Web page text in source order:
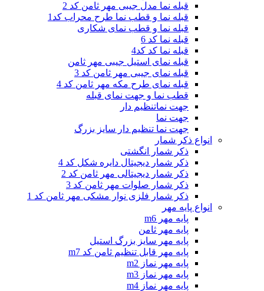
قبله نما مدل جیبی مهر ثامن کد 2
قبله نما و قطب نما طرح محراب کد1
قبله نما و قطب نمای شکاری
قبله نما کد 6
قبله نما کد کد4
قبله نمای استیل جیبی مهر ثامن
قبله نمای جیبی مهر ثامن کد 3
قبله نمای طرح مکه مهر ثامن کد 4
قطب نما و جهت نمای قبله
جهت نماتنظیم دار
جهت نما
جهت نما تنظیم دار سایز بزرگ
انواع ذکر شمار
ذکر شمار انگشتی
ذکر شمار دیجیتال دایره شکل کد 4
ذکر شمار دیجیتالی مهر ثامن کد 2
ذکر شمار صلوات مهر ثامن کد 3
ذکر شمار فلزی نوار مشکی مهر ثامن کد 1
انواع پایه مهر
پایه مهر m6
پایه مهر ثامن
پایه مهر سایز بزرگ استیل
پایه مهر قابل تنظیم ثامن کد m7
پایه مهر نماز m2
پایه مهر نماز m3
پایه مهر نماز m4